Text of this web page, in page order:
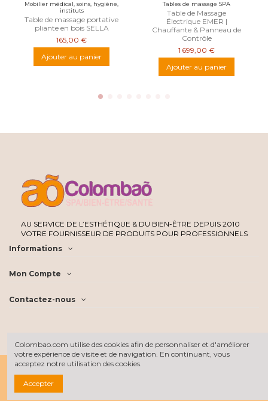
Mobilier médical, soins, hygiène,
instituts
Table de massage portative
pliante en bois SELLA
165,00 €
Ajouter au panier
Tables de massage SPA
Table de Massage
Électrique EMER |
Chauffante & Panneau de
Contrôle
1 699,00 €
Ajouter au panier
AU SERVICE DE L’ESTHÉTIQUE & DU BIEN-ÊTRE DEPUIS 2010
VOTRE FOURNISSEUR DE PRODUITS POUR PROFESSIONNELS
Informations
Mon Compte
Contactez-nous
©2022 Colombao SARL - Tous droits réservés
Colombao.com utilise des cookies afin de personnaliser et d'améliorer
votre expérience de visite et de navigation. En continuant, vous
acceptez notre utilisation des cookies.
Accepter